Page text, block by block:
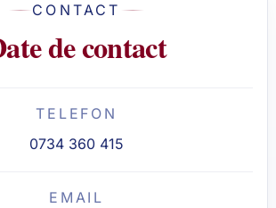
CONTACT
de contact
TELEFON
0734 360 415
EMAIL